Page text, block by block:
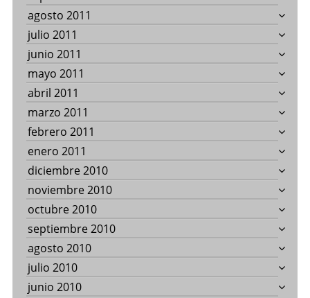
agosto 2011
julio 2011
junio 2011
mayo 2011
abril 2011
marzo 2011
febrero 2011
enero 2011
diciembre 2010
noviembre 2010
octubre 2010
septiembre 2010
agosto 2010
julio 2010
junio 2010